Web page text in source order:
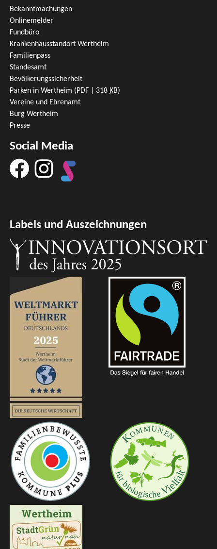
Bekanntmachungen
Onlinemelder
Fundbüro
Krankenhausstandort Wertheim
Familienpass
Standesamt
Bevölkerungssicherheit
Parken in Wertheim (PDF | 318 KB)
Vereine und Ehrenamt
Burg Wertheim
Presse
Social Media
Labels und Auszeichnungen